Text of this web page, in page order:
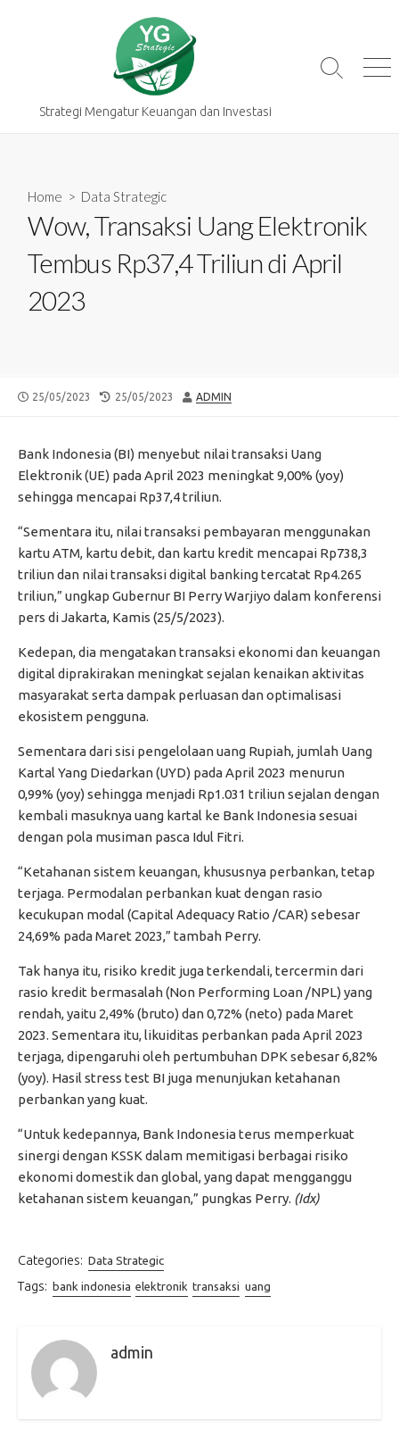
Strategi Mengatur Keuangan dan Investasi
Search
Home > Data Strategic
Wow, Transaksi Uang Elektronik
Tembus Rp37,4 Triliun di April
2023
PUBLISHED
25/05/2023
LAST
25/05/2023 AUTHOR
ADMIN
Bank Indonesia (BI) menyebut nilai transaksi Uang
Elektronik (UE) pada April 2023 meningkat 9,00% (yoy)
sehingga mencapai Rp37,4 triliun.
“Sementara itu, nilai transaksi pembayaran menggunakan
kartu ATM, kartu debit, dan kartu kredit mencapai Rp738,3
triliun dan nilai transaksi digital banking tercatat Rp4.265
triliun,” ungkap Gubernur BI Perry Warjiyo dalam konferensi
pers di Jakarta, Kamis (25/5/2023).
Kedepan, dia mengatakan transaksi ekonomi dan keuangan
digital diprakirakan meningkat sejalan kenaikan aktivitas
masyarakat serta dampak perluasan dan optimalisasi
ekosistem pengguna.
Sementara dari sisi pengelolaan uang Rupiah, jumlah Uang
Kartal Yang Diedarkan (UYD) pada April 2023 menurun
0,99% (yoy) sehingga menjadi Rp1.031 triliun sejalan dengan
kembali masuknya uang kartal ke Bank Indonesia sesuai
dengan pola musiman pasca Idul Fitri.
“Ketahanan sistem keuangan, khususnya perbankan, tetap
terjaga. Permodalan perbankan kuat dengan rasio
kecukupan modal (Capital Adequacy Ratio /CAR) sebesar
24,69% pada Maret 2023,” tambah Perry.
Tak hanya itu, risiko kredit juga terkendali, tercermin dari
rasio kredit bermasalah (Non Performing Loan /NPL) yang
rendah, yaitu 2,49% (bruto) dan 0,72% (neto) pada Maret
2023. Sementara itu, likuiditas perbankan pada April 2023
terjaga, dipengaruhi oleh pertumbuhan DPK sebesar 6,82%
(yoy). Hasil stress test BI juga menunjukan ketahanan
perbankan yang kuat.
“Untuk kedepannya, Bank Indonesia terus memperkuat
sinergi dengan KSSK dalam memitigasi berbagai risiko
ekonomi domestik dan global, yang dapat mengganggu
ketahanan sistem keuangan,” pungkas Perry. (Idx)
Categories: Data Strategic
Tags: bank indonesia elektronik transaksi uang
admin